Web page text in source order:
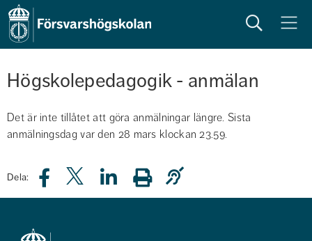
Sök Meny
Högskolepedagogik - anmälan
Det är inte tillåtet att göra anmälningar längre. Sista
anmälningsdag var den 28 mars klockan 23.59.
Dela: